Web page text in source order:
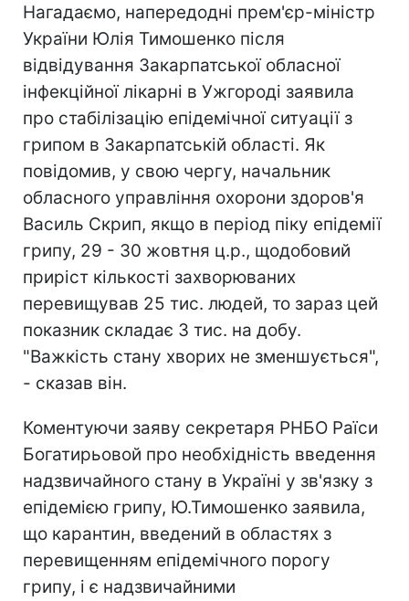
Нагадаємо, напередодні прем'єр-міністр
України Юлія Тимошенко після
відвідування Закарпатської обласної
інфекційної лікарні в Ужгороді заявила
про стабілізацію епідемічної ситуації з
грипом в Закарпатській області. Як
повідомив, у свою чергу, начальник
обласного управління охорони здоров'я
Василь Скрип, якщо в період піку епідемії
грипу, 29 - 30 жовтня ц.р., щодобовий
приріст кількості захворюваних
перевищував 25 тис. людей, то зараз цей
показник складає 3 тис. на добу.
"Важкість стану хворих не зменшується",
- сказав він.
Коментуючи заяву секретаря РНБО Раїси
Богатирьовой про необхідність введення
надзвичайного стану в Україні у зв'язку з
епідемією грипу, Ю.Тимошенко заявила,
що карантин, введений в областях з
перевищенням епідемічного порогу
грипу, і є надзвичайними